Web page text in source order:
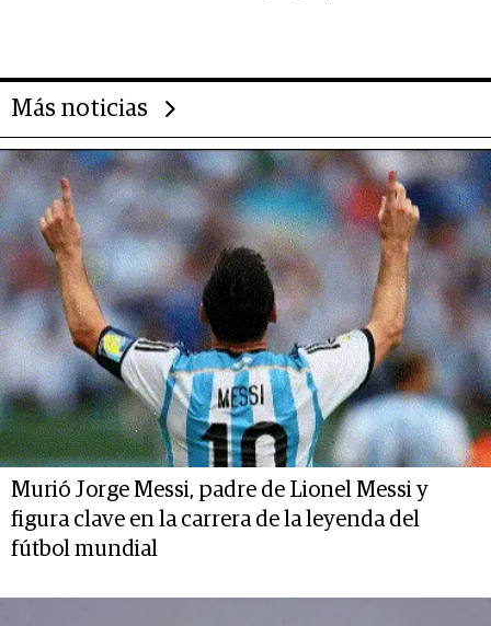
Más noticias
Murió Jorge Messi, padre de Lionel Messi y
figura clave en la carrera de la leyenda del
fútbol mundial